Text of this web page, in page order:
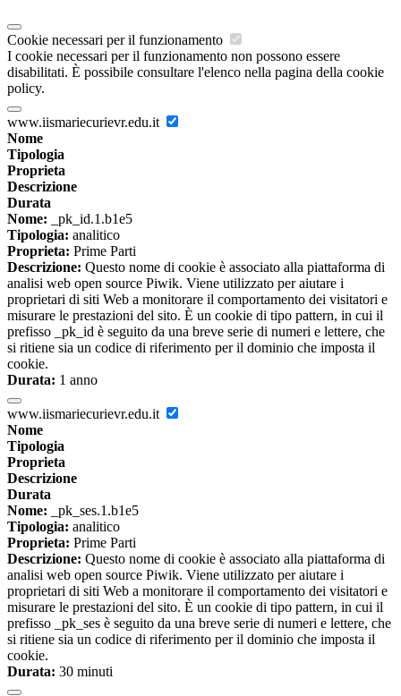
Cookie necessari per il funzionamento
I cookie necessari per il funzionamento non possono essere
disabilitati. È possibile consultare l'elenco nella pagina della cookie
policy.
www.iismariecurievr.edu.it
Nome
Tipologia
Proprieta
Descrizione
Durata
Nome: _pk_id.1.b1e5
Tipologia: analitico
Proprieta: Prime Parti
Descrizione: Questo nome di cookie è associato alla piattaforma di
analisi web open source Piwik. Viene utilizzato per aiutare i
proprietari di siti Web a monitorare il comportamento dei visitatori e
misurare le prestazioni del sito. È un cookie di tipo pattern, in cui il
prefisso _pk_id è seguito da una breve serie di numeri e lettere, che
si ritiene sia un codice di riferimento per il dominio che imposta il
cookie.
Durata: 1 anno
www.iismariecurievr.edu.it
Nome
Tipologia
Proprieta
Descrizione
Durata
Nome: _pk_ses.1.b1e5
Tipologia: analitico
Proprieta: Prime Parti
Descrizione: Questo nome di cookie è associato alla piattaforma di
analisi web open source Piwik. Viene utilizzato per aiutare i
proprietari di siti Web a monitorare il comportamento dei visitatori e
misurare le prestazioni del sito. È un cookie di tipo pattern, in cui il
prefisso _pk_ses è seguito da una breve serie di numeri e lettere, che
si ritiene sia un codice di riferimento per il dominio che imposta il
cookie.
Durata: 30 minuti